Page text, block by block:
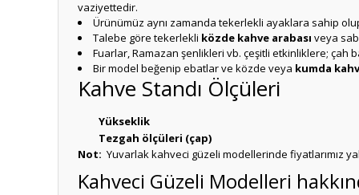
vaziyettedir.
Ürünümüz aynı zamanda tekerlekli ayaklara sahip
Talebe göre tekerlekli közde kahve arabası veya
Fuarlar, Ramazan şenlikleri vb. çeşitli etkinliklere; çah
Bir model beğenip ebatlar ve közde veya kumda
Kahve Standı Ölçüleri
Yükseklik
Tezgah ölçüleri (çap)
Not: Yuvarlak kahveci güzeli modellerinde fiyatlarımız
Kahveci Güzeli Modelleri